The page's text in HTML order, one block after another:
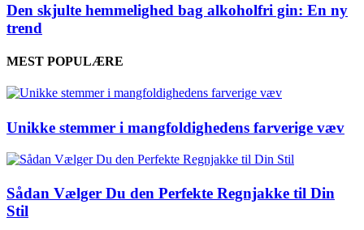
Den skjulte hemmelighed bag alkoholfri gin: En ny
trend
MEST POPULÆRE
Unikke stemmer i mangfoldighedens farverige væv
Sådan Vælger Du den Perfekte Regnjakke til Din
Stil